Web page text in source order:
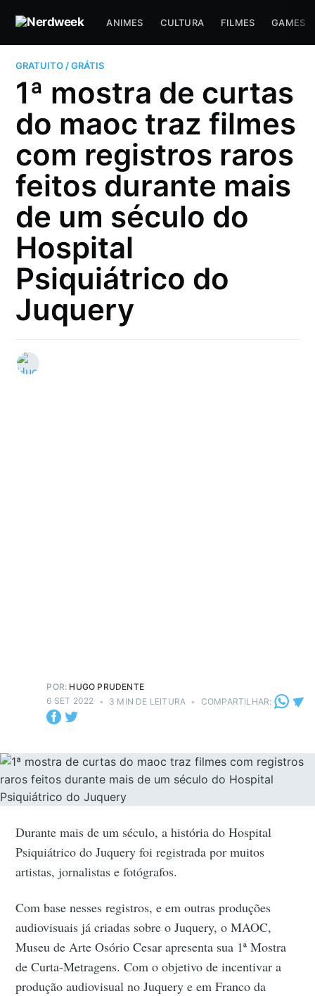
ANIMES CULTURA FILMES GAMES
GRATUITO / GRÁTIS
1ª mostra de curtas
do maoc traz filmes
com registros raros
feitos durante mais
de um século do
Hospital
Psiquiátrico do
Juquery
POR: HUGO PRUDENTE
6 SET 2022 • 3 MIN DE LEITURA • COMPARTILHAR:
Durante mais de um século, a história do Hospital
Psiquiátrico do Juquery foi registrada por muitos
artistas, jornalistas e fotógrafos.
Com base nesses registros, e em outras produções
audiovisuais já criadas sobre o Juquery, o MAOC,
Museu de Arte Osório Cesar apresenta sua 1ª Mostra
de Curta-Metragens. Com o objetivo de incentivar a
produção audiovisual no Juquery e em Franco da